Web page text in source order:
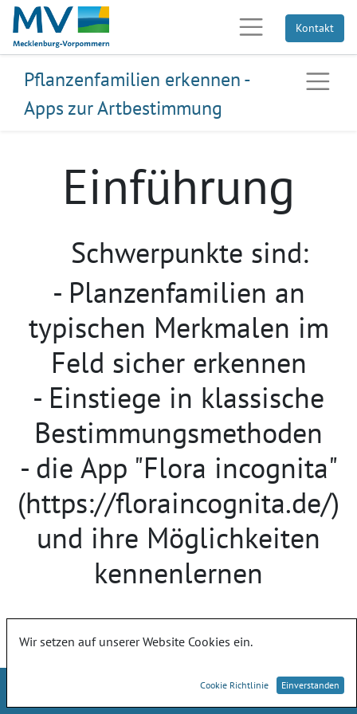
Kontakt
Pflanzenfamilien erkennen -
Apps zur Artbestimmung
Einführung
Schwerpunkte sind:
- Planzenfamilien an
typischen Merkmalen im
Feld sicher erkennen
- Einstiege in klassische
Bestimmungsmethoden
- die App "Flora incognita"
(https://floraincognita.de/)
und ihre Möglichkeiten
kennenlernen
Landesamt für Umwelt, Naturschutz und Geologie
Wir setzen auf unserer Website Cookies ein.
Cookie Richtlinie Einverstanden